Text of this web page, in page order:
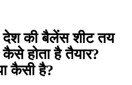
की बैलेंस शीट तय
होता है तैयार?
कैसी है?